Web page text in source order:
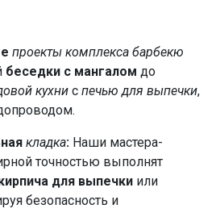
проекты комплекса барбекю
беседки с мангалом до
кухни с печью для выпечки,
кладка: Наши мастера-
точностью выполнят
для выпечки или
безопасность и